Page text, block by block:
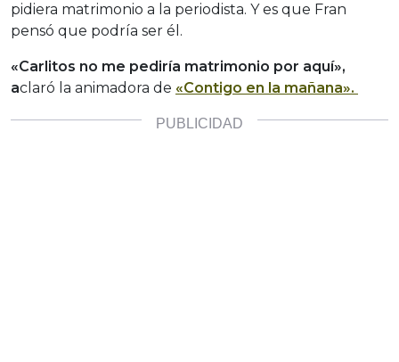
pidiera matrimonio a la periodista. Y es que Fran
pensó que podría ser él.
«Carlitos no me pediría matrimonio por aquí»,
aclaró la animadora de «Contigo en la mañana».